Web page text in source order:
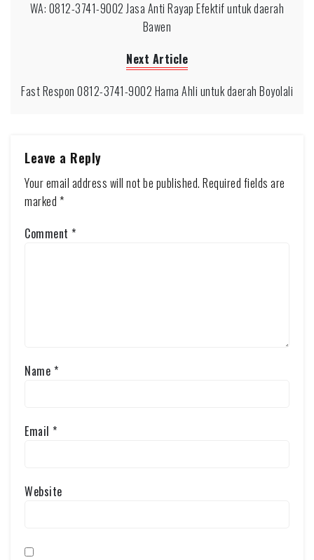
WA: 0812-3741-9002 Jasa Anti Rayap Efektif untuk daerah
Bawen
Next Article
Fast Respon 0812-3741-9002 Hama Ahli untuk daerah Boyolali
Leave a Reply
Your email address will not be published. Required fields are
marked *
Comment *
Name *
Email *
Website